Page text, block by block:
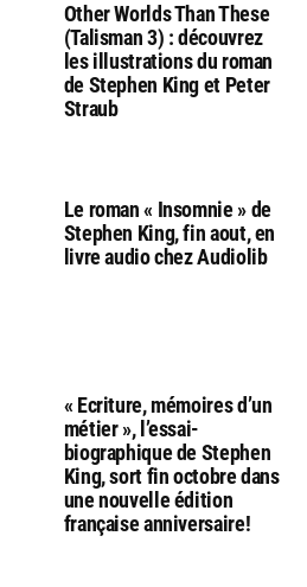
Other Worlds Than These
(Talisman 3) : découvrez
les illustrations du roman
de Stephen King et Peter
Straub
Le roman « Insomnie » de
Stephen King, fin aout, en
livre audio chez Audiolib
« Ecriture, mémoires d’un
métier », l’essai-
biographique de Stephen
King, sort fin octobre dans
une nouvelle édition
française anniversaire!